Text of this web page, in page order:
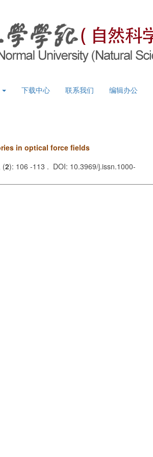
下载中心 联系我们 编辑办公
in optical force fields
(2): 106 -113 . DOI: 10.3969/j.issn.1000-